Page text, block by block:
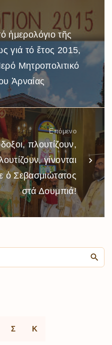
τῆς
γιά τό ἔτος 2015,
Μητροπολιτικό
Ἀρναίας
Επόμενο
πλουτίζουν,
γίνονται
ὁ Σεβασμιώτατος
στά Δουμπιά!
Σ Κ